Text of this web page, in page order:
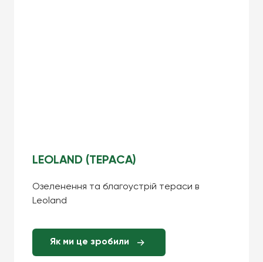
LEOLAND (ТЕРАСА)
Озеленення та благоустрій тераси в
Leoland
Як ми це зробили